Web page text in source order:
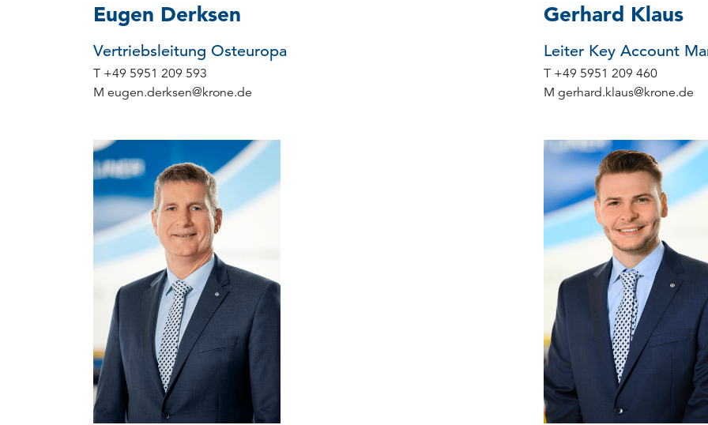
Eugen Derksen
Vertriebsleitung Osteuropa
T +49 5951 209 593
M eugen.derksen@krone.de
Gerhard Klaus
Leiter Key Account
T +49 5951 209 460
M gerhard.klaus@krone.de